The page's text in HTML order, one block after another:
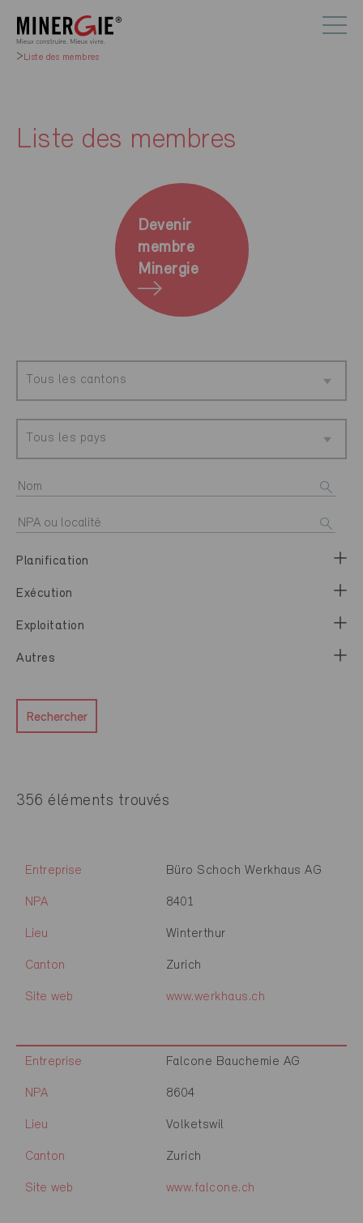
Liste des membres
Liste des membres
Devenir
membre
Minergie
Tous les cantons
Tous les pays
Planification
Exécution
Exploitation
Autres
Rechercher
356 éléments trouvés
Entreprise Büro Schoch Werkhaus AG
NPA 8401
Lieu Winterthur
Canton Zurich
Site web www.werkhaus.ch
Entreprise Falcone Bauchemie AG
NPA 8604
Lieu Volketswil
Canton Zurich
Site web www.falcone.ch